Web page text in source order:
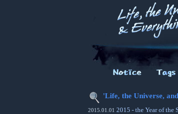
'Life, the Universe,
2015.01.01 2015 - the Year of the